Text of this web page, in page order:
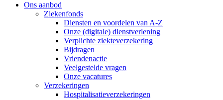
Ons aanbod
Ziekenfonds
Diensten en voordelen van A-Z
Onze (digitale) dienstverlening
Verplichte ziekteverzekering
Bijdragen
Vriendenactie
Veelgestelde vragen
Onze vacatures
Verzekeringen
Hospitalisatieverzekeringen